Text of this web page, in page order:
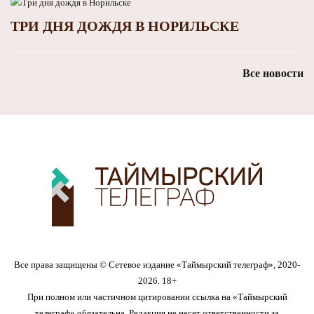
ТРИ ДНЯ ДОЖДЯ В НОРИЛЬСКЕ
Все новости
Все права защищены © Сетевое издание «Таймырский телеграф», 2020-
2026. 18+
При полном или частичном цитировании ссылка на «Таймырский